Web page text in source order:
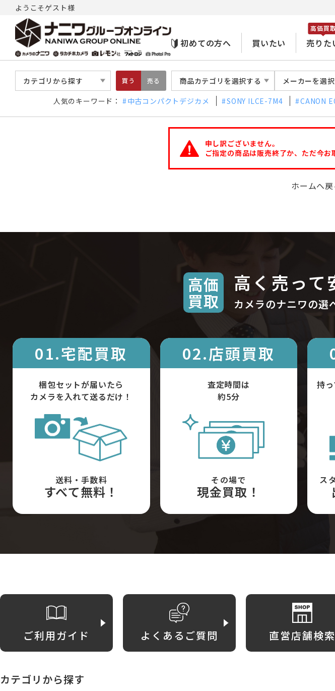
ようこそゲスト様
初めての方へ 買いたい 売りた
高価買
カテゴリから探す 買う 売る 商品カテゴリを選択する メーカーを選
人気のキーワード： 中古コンパクトデジカメ SONY ILCE-7M4 CANON
申し訳ございません。
ご指定の商品は販売終了か、ただ今お
ホームへ戻
高価
買取
高く売って
カメラのナニワの選
01.宅配買取
梱包セットが届いたら
カメラを入れて送るだけ！
送料・手数料
すべて無料！
02.店頭買取
査定時間は
約5分
その場で
現金買取！
持
ス
ご利用ガイド よくあるご質問 直営店舗検索
カテゴリから探す